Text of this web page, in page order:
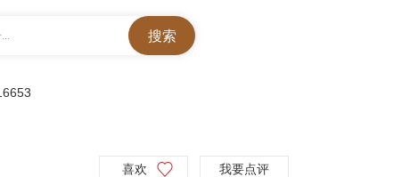
喜欢 我要点评